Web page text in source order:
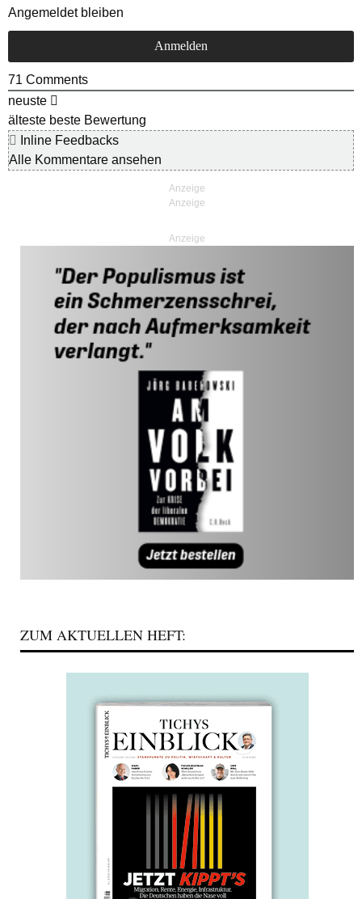
Angemeldet bleiben
71 Comments
neuste
älteste beste Bewertung
Inline Feedbacks
Alle Kommentare ansehen
Anzeige
ZUM AKTUELLEN HEFT: